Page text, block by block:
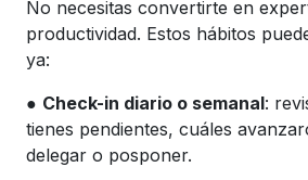
No necesitas convertirte en
productividad. Estos hábitos
ya:
● Check-in diario o semanal:
tienes pendientes, cuáles
delegar o posponer.